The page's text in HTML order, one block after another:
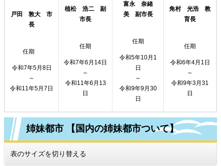
戸田 敦大 市
長
任期
令和7年5月8日
～
令和11年5月7日
植松 浩二​ 副
市長
任期
令和7年6月14日
～
令和11年6月13
日
富永 奈緒
美 副市長
任期
令和5年10月1
日
～
令和9年9月30
日
角村 光浩​ 教
育長
任期
令和6年4月1日
～
令和9年3月31
日
姉妹都市 【国内の姉妹都市ついて】
表のサイズを切り替える